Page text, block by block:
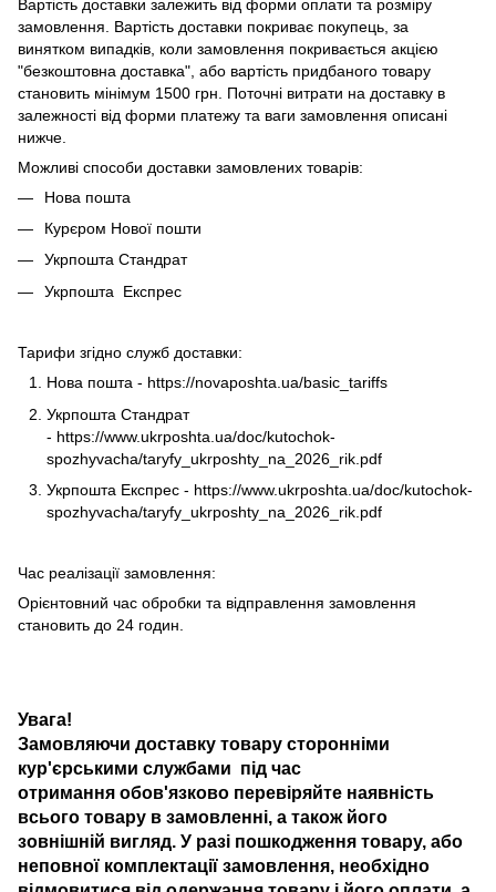
Вартість доставки залежить від форми оплати та розміру
замовлення. Вартість доставки покриває покупець, за
винятком випадків, коли замовлення покривається акцією
"безкоштовна доставка", або вартість придбаного товару
становить мінімум 1500 грн. Поточні витрати на доставку в
залежності від форми платежу та ваги замовлення описані
нижче.
Можливі способи доставки замовлених товарів:
Нова пошта
Курєром Нової пошти
Укрпошта Стандрат
Укрпошта Експрес
Тарифи згідно служб доставки:
Нова пошта - https://novaposhta.ua/basic_tariffs
Укрпошта Стандрат
- https://www.ukrposhta.ua/doc/kutochok-
spozhyvacha/taryfy_ukrposhty_na_2026_rik.pdf
Укрпошта Експрес - https://www.ukrposhta.ua/doc/kutochok-
spozhyvacha/taryfy_ukrposhty_na_2026_rik.pdf
Час реалізації замовлення:
Орієнтовний час обробки та відправлення замовлення
становить до 24 годин.
Увага!
Замовляючи доставку товару сторонніми
кур'єрськими службами під час
отримання обов'язково перевіряйте наявність
всього товару в замовленні, а також його
зовнішній вигляд. У разі пошкодження товару, або
неповної комплектації замовлення, необхідно